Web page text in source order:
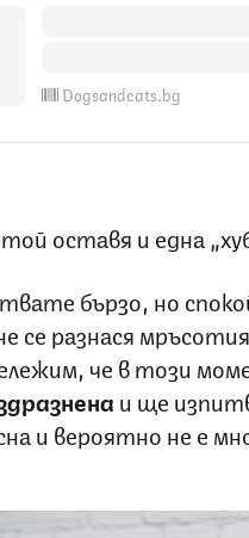
Dogsandcats.bg
оставя и една
бързо, но
се разнася
че в този
и ще
и вероятно не е